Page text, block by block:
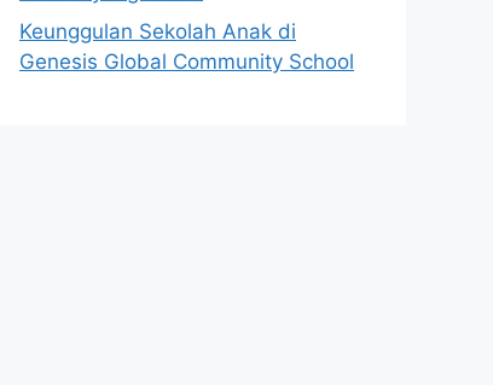
Keunggulan Sekolah Anak di
Genesis Global Community School